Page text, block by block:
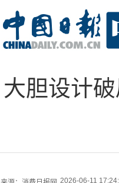
大胆设计
2026-06-11